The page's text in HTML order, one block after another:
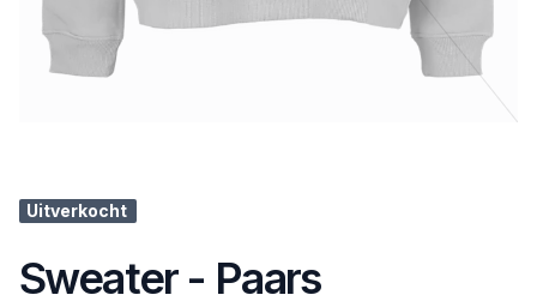
Uitverkocht
Sweater - Paars